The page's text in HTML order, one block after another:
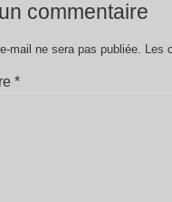
commentaire
mail ne sera pas publiée. Les
*